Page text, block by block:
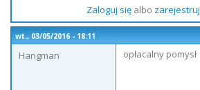
Zaloguj sięalbo zarejestruj
wt., 03/05/2016 - 18:11
Hangman
opłacalny pomysł